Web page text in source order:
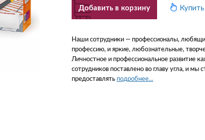
Добавить в корзину
Наши сотрудники — профессионалы,
профессию, и яркие, любознательные,
Личностное и профессиональное развитие
сотрудников поставлено во главу угла, и мы
предоставлять подробнее...